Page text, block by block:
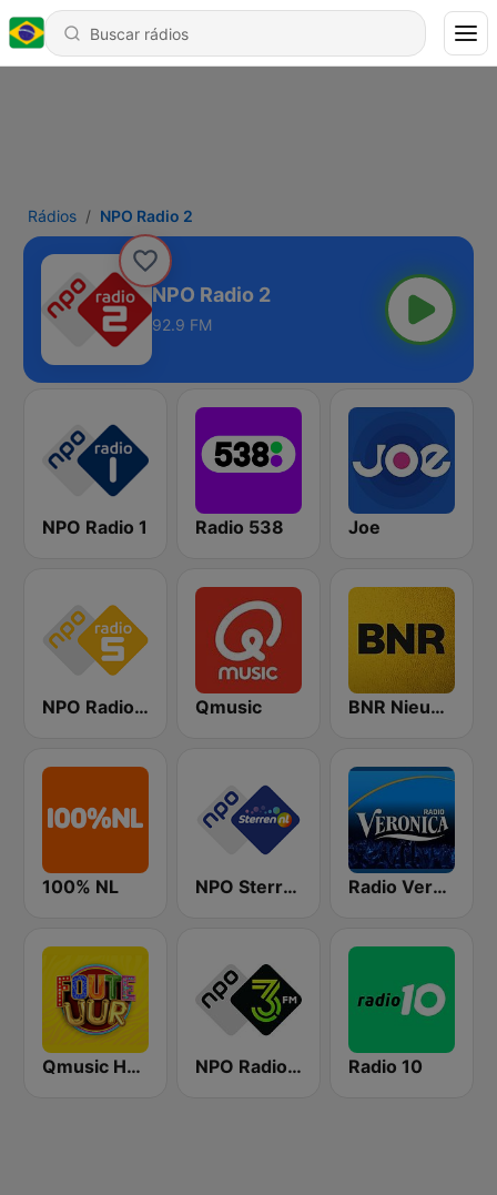
Rádios NPO Radio 2
NPO Radio 2
92.9 FM
NPO Radio 1 Radio 538 Joe
NPO Radio 5 Qmusic BNR Nieuwsradio
100% NL NPO Sterren Radio Veronica
Qmusic Het Foute Uur NPO Radio 3FM Radio 10